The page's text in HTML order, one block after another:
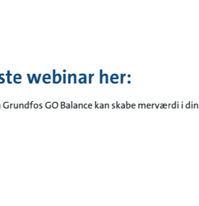
webinar her:
GO Balance kan skabe merværdi i din